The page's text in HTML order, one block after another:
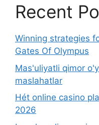
Recent
Winning strategies
Gates Of Olympus
Mas'uliyatli qimor
maslahatlar
Hét online casino
2026